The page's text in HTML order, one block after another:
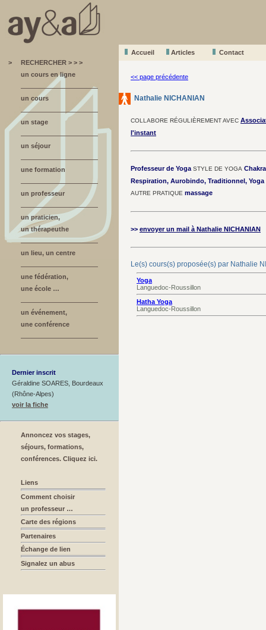
Accueil Articles
Contact
>
RECHERCHER > > >
un cours en ligne
un cours
un stage
un séjour
une formation
un professeur
un praticien,
un thérapeuthe
un lieu, un centre
une fédération,
une école …
un événement,
une conférence
Dernier inscrit
Géraldine SOARES, Bourdeaux
(Rhône-Alpes)
voir la fiche
Annoncez vos stages,
séjours, formations,
conférences. Cliquez ici.
Liens
Comment choisir
un professeur …
Carte des régions
Partenaires
Échange de lien
Signalez un abus
<< page précédente
Nathalie NICHANIAN
COLLABORE RÉGULIÈREMENT AVEC
l'instant
Professeur de Yoga STYLE DE YOGA
Respiration, Aurobindo, Traditionnel,
AUTRE PRATIQUE massage
>> envoyer un mail à Nathalie NICHANIAN
Le(s) cours(s) proposée(s) par Nathalie
Yoga
Languedoc-Roussillon
Hatha Yoga
Languedoc-Roussillon